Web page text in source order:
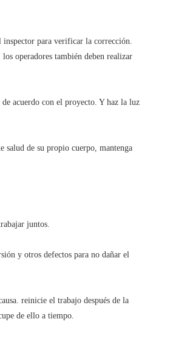
inspector para verificar la corrección.
operadores también deben realizar
acuerdo con el proyecto. Y haz la luz
salud de su propio cuerpo, mantenga
juntos.
y otros defectos para no dañar el
reinicie el trabajo después de la
de ello a tiempo.